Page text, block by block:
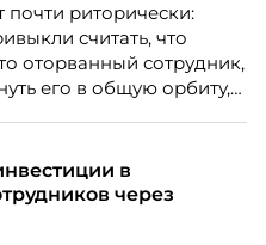
почти риторически:
считать, что
оторванный сотрудник,
его в общую орбиту,
на неудобном
обратное тому, что
свежего выпуска
в
через